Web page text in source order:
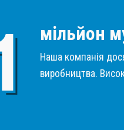
мільйон
Наша компанія
виробництва.